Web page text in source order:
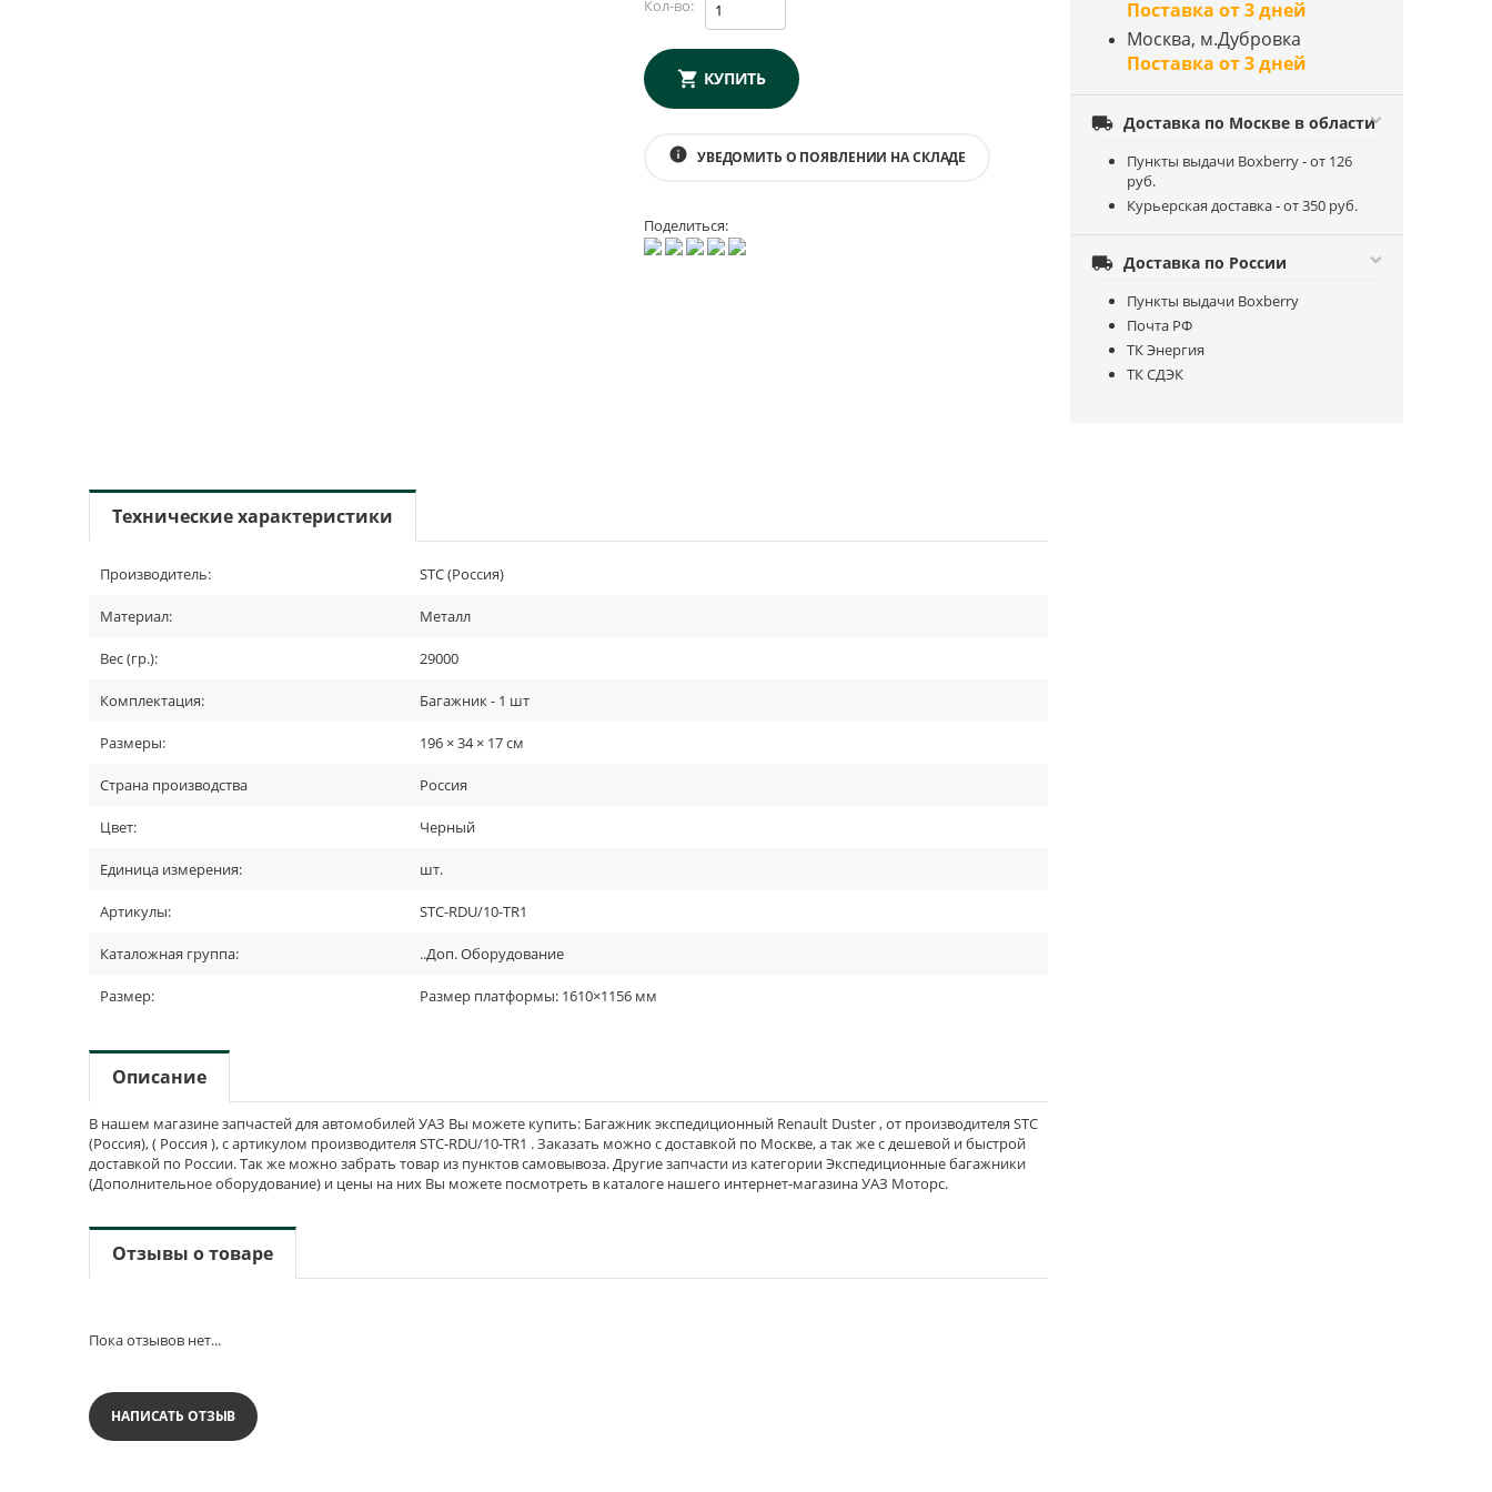
Кол-во:
КУПИТЬ
info УВЕДОМИТЬ О ПОЯВЛЕНИИ НА СКЛАДЕ
Поделиться:
Поставка от 3 дней
Москва, м.Дубровка
Поставка от 3 дней
 Доставка по Москве в области
Пункты выдачи Boxberry - от 126
руб.
Курьерская доставка - от 350 руб.
 Доставка по России
Пункты выдачи Boxberry
Почта РФ
ТК Энергия
ТК СДЭК
Технические характеристики
Производитель: STC (Россия)
Материал: Металл
Вес (гр.): 29000
Комплектация: Багажник - 1 шт
Размеры: 196 × 34 × 17 см
Страна производства Россия
Цвет: Черный
Единица измерения: шт.
Артикулы: STC-RDU/10-TR1
Каталожная группа: ..Доп. Оборудование
Размер: Размер платформы: 1610×1156 мм
Описание
В нашем магазине запчастей для автомобилей УАЗ Вы можете купить: Багажник экспедиционный Renault Duster , от производителя STC
(Россия), ( Россия ), с артикулом производителя STC-RDU/10-TR1 . Заказать можно с доставкой по Москве, а так же с дешевой и быстрой
доставкой по России. Так же можно забрать товар из пунктов самовывоза. Другие запчасти из категории Экспедиционные багажники
(Дополнительное оборудование) и цены на них Вы можете посмотреть в каталоге нашего интернет-магазина УАЗ Моторс.
Отзывы о товаре
Пока отзывов нет...
НАПИСАТЬ ОТЗЫВ